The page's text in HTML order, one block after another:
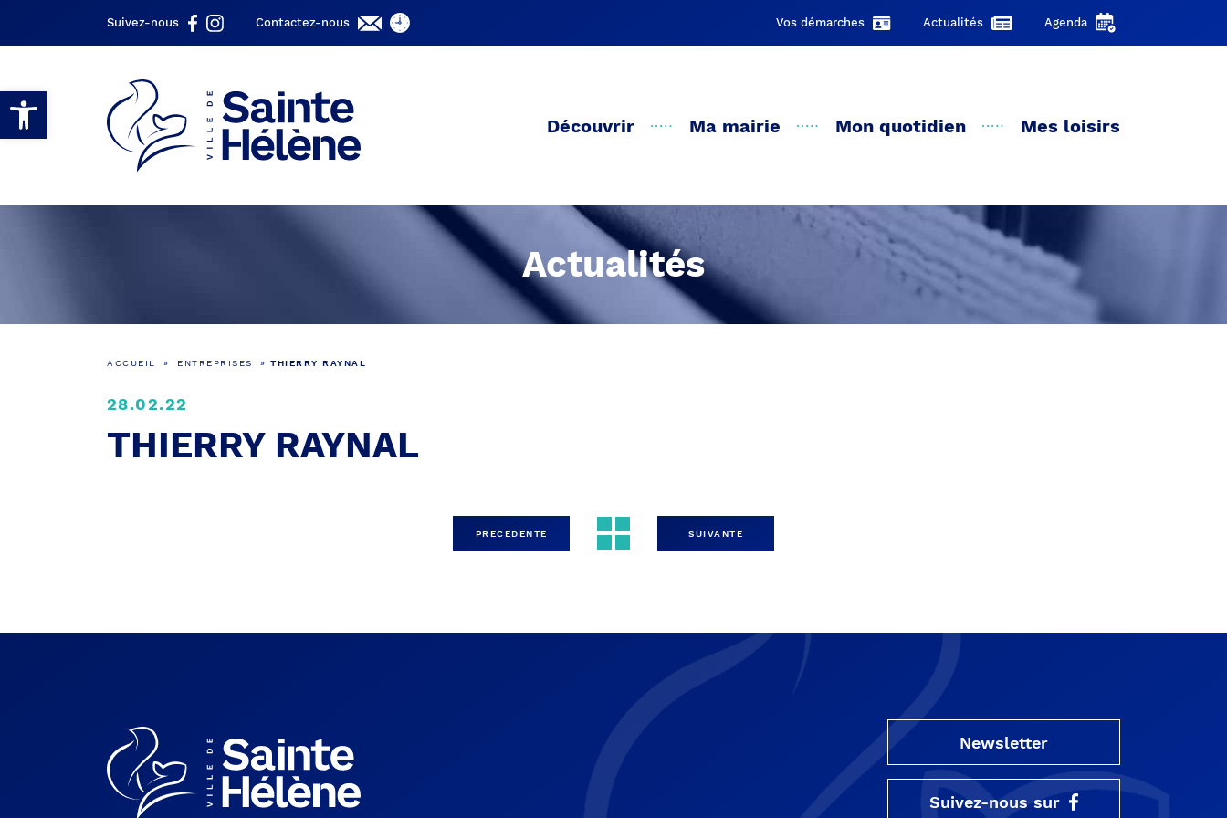
Ouvrir la barre d’outils
Suivez-nous Contactez-nous Vos démarches Actualités Agenda
Découvrir Ma mairie Mon quotidien Mes loisirs
Actualités
ACCUEIL » ENTREPRISES » THIERRY RAYNAL
28.02.22
THIERRY RAYNAL
PRÉCÉDENTE SUIVANTE
Newsletter
Suivez-nous sur